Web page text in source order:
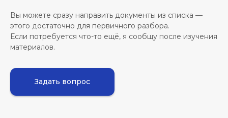
Вы можете сразу направить документы из списка —
этого достаточно для первичного разбора.
Если потребуется что-то ещё, я сообщу после изучения
материалов.
Задать вопрос